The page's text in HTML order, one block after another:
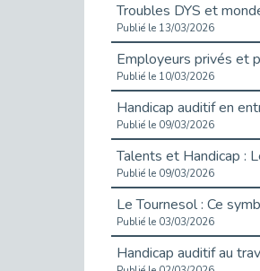
Publié le 13/03/2026
Publié le 10/03/2026
Publié le 09/03/2026
Publié le 09/03/2026
Publié le 03/03/2026